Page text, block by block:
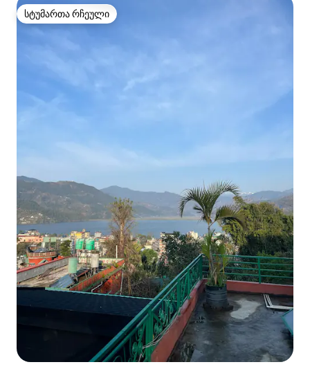
სტუმართა რჩეული
სტუმართა რჩეული